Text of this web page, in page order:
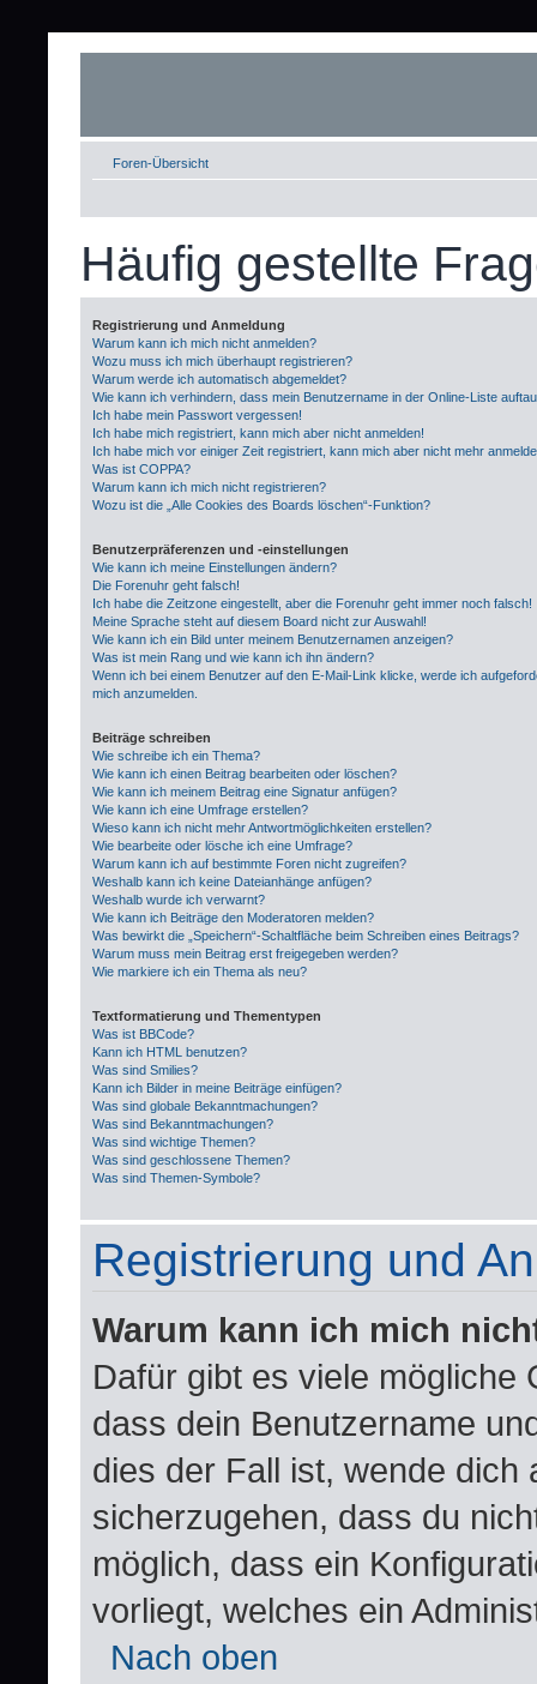
Foren-Übersicht
Häufig gestellte
Registrierung und Anmeldung
Warum kann ich mich nicht anmelden?
Wozu muss ich mich überhaupt registrieren?
Warum werde ich automatisch abgemeldet?
Wie kann ich verhindern, dass mein Benutzername in der Online-Liste
Ich habe mein Passwort vergessen!
Ich habe mich registriert, kann mich aber nicht anmelden!
Ich habe mich vor einiger Zeit registriert, kann mich aber nicht mehr
Was ist COPPA?
Warum kann ich mich nicht registrieren?
Wozu ist die „Alle Cookies des Boards löschen“-Funktion?
Benutzerpräferenzen und -einstellungen
Wie kann ich meine Einstellungen ändern?
Die Forenuhr geht falsch!
Ich habe die Zeitzone eingestellt, aber die Forenuhr geht immer noch falsch!
Meine Sprache steht auf diesem Board nicht zur Auswahl!
Wie kann ich ein Bild unter meinem Benutzernamen anzeigen?
Was ist mein Rang und wie kann ich ihn ändern?
Wenn ich bei einem Benutzer auf den E-Mail-Link klicke, werde ich
mich anzumelden.
Beiträge schreiben
Wie schreibe ich ein Thema?
Wie kann ich einen Beitrag bearbeiten oder löschen?
Wie kann ich meinem Beitrag eine Signatur anfügen?
Wie kann ich eine Umfrage erstellen?
Wieso kann ich nicht mehr Antwortmöglichkeiten erstellen?
Wie bearbeite oder lösche ich eine Umfrage?
Warum kann ich auf bestimmte Foren nicht zugreifen?
Weshalb kann ich keine Dateianhänge anfügen?
Weshalb wurde ich verwarnt?
Wie kann ich Beiträge den Moderatoren melden?
Was bewirkt die „Speichern“-Schaltfläche beim Schreiben eines Beitrags?
Warum muss mein Beitrag erst freigegeben werden?
Wie markiere ich ein Thema als neu?
Textformatierung und Thementypen
Was ist BBCode?
Kann ich HTML benutzen?
Was sind Smilies?
Kann ich Bilder in meine Beiträge einfügen?
Was sind globale Bekanntmachungen?
Was sind Bekanntmachungen?
Was sind wichtige Themen?
Was sind geschlossene Themen?
Was sind Themen-Symbole?
Registrierung und
Warum kann ich mich
Dafür gibt es viele mögliche
dass dein Benutzername
dies der Fall ist, wende dich
sicherzugehen, dass du
möglich, dass ein
vorliegt, welches ein
Nach oben